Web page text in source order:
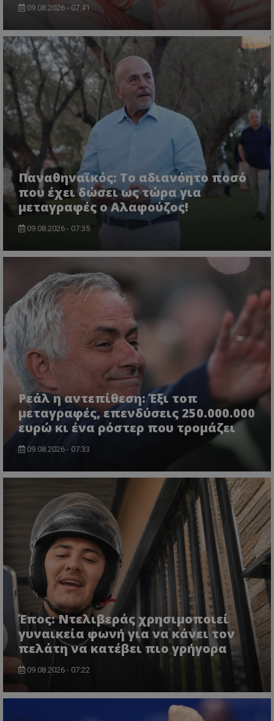
09.08.2026 - 07:41
Παναθηναϊκός: Το αδιανόητο ποσό
που έχει δώσει ως τώρα για
μεταγραφές ο Αλαφούζος!
09.08.2026 - 07:35
Ρεάλ η αντεπίθεση: Έξι τοπ
μεταγραφές, επενδύσεις 250.000.000
ευρώ κι ένα ρόστερ που τρομάζει
09.08.2026 - 07:33
Έπος: Ντελιβεράς χρησιμοποιεί
γυναικεία φωνή για να κάνει τον
πελάτη να κατέβει πιο γρήγορα
09.08.2026 - 07:22